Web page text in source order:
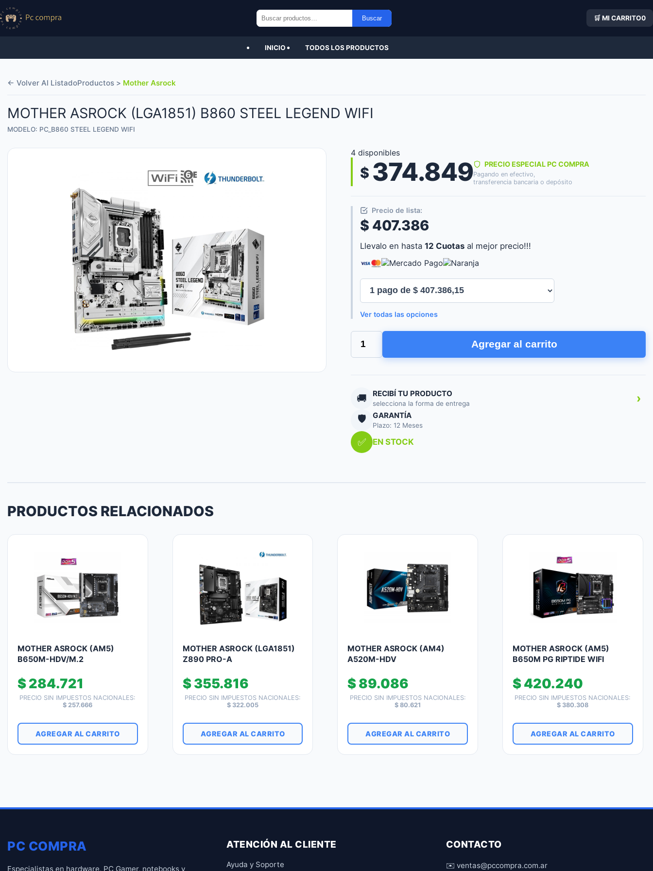
Buscar
por:
Buscar 🛒 MI CARRITO0
INICIO TODOS LOS PRODUCTOS
← Volver Al ListadoProductos > Mother Asrock
MOTHER ASROCK (LGA1851) B860 STEEL LEGEND WIFI
MODELO: PC_B860 STEEL LEGEND WIFI
4 disponibles
$ 374.849 PRECIO ESPECIAL PC COMPRA
Pagando en efectivo,
transferencia bancaria o depósito
Precio de lista:
$ 407.386
Llevalo en hasta 12 Cuotas al mejor precio!!!
Ver todas las opciones
MOTHER
ASROCK
(LGA1851)
WIFI
cantidad
Agregar al carrito
🚚 RECIBÍ TU PRODUCTO
selecciona la forma de entrega ›
🛡️ GARANTÍA
Plazo: 12 Meses
✅ EN STOCK
PRODUCTOS RELACIONADOS
MOTHER ASROCK (AM5)
B650M-HDV/M.2
$284.721
PRECIO SIN IMPUESTOS NACIONALES:
$ 257.666
AGREGAR AL CARRITO
MOTHER ASROCK (LGA1851)
Z890 PRO-A
$355.816
PRECIO SIN IMPUESTOS NACIONALES:
$ 322.005
AGREGAR AL CARRITO
MOTHER ASROCK (AM4)
A520M-HDV
$89.086
PRECIO SIN IMPUESTOS NACIONALES:
$ 80.621
AGREGAR AL CARRITO
MOTHER ASROCK (AM5)
B650M PG RIPTIDE WIFI
$420.240
PRECIO SIN IMPUESTOS NACIONALES:
$ 380.308
AGREGAR AL CARRITO
PC COMPRA
Especialistas en hardware, PC Gamer, notebooks y
ATENCIÓN AL CLIENTE
Ayuda y Soporte
CONTACTO
✉️ ventas@pccompra.com.ar